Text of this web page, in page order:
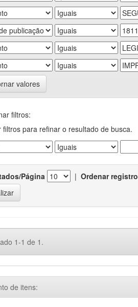
valores
filtros:
filtros para refinar o resultado de busca.
Página | Ordenar
1-1 de 1.
de itens: